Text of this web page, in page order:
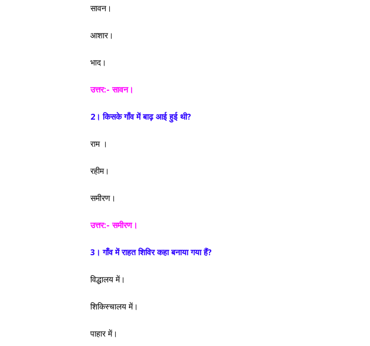
सावन।
आशार।
भाद।
उत्तर:-सावन।
2। किसके गाँव में बाढ़ आई हुई थी?
राम ।
रहीम।
समीरण।
उत्तर:- समीरण।
3। गाँव में राहत शिविर कहा बनाया गया हैं?
विद्धालय में।
शिकिस्चालय में।
पाहार में।